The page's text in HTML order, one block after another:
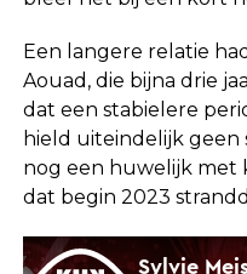
Een langere relatie
Aouad, die bijna drie
dat een stabielere
hield uiteindelijk geen
nog een huwelijk met
dat begin 2023